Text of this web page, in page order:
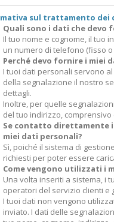
sul trattamento dei
Quali sono i dati che devo
Il tuo nome e cognome, il tuo
un numero di telefono (fisso o
Perché devo fornire i miei
I tuoi dati personali servono
della segnalazione il nostro
dettagli.
Inoltre, per quelle
del tuo indirizzo,
Se contatto direttamente
miei dati personali?
Sì, poiché il sistema di
richiesti per poter essere
Come vengono utilizzati i
Una volta inseriti a sistema, i
operatori del servizio clienti e
I tuoi dati non vengono
inviato. I dati delle
Info non disponibili